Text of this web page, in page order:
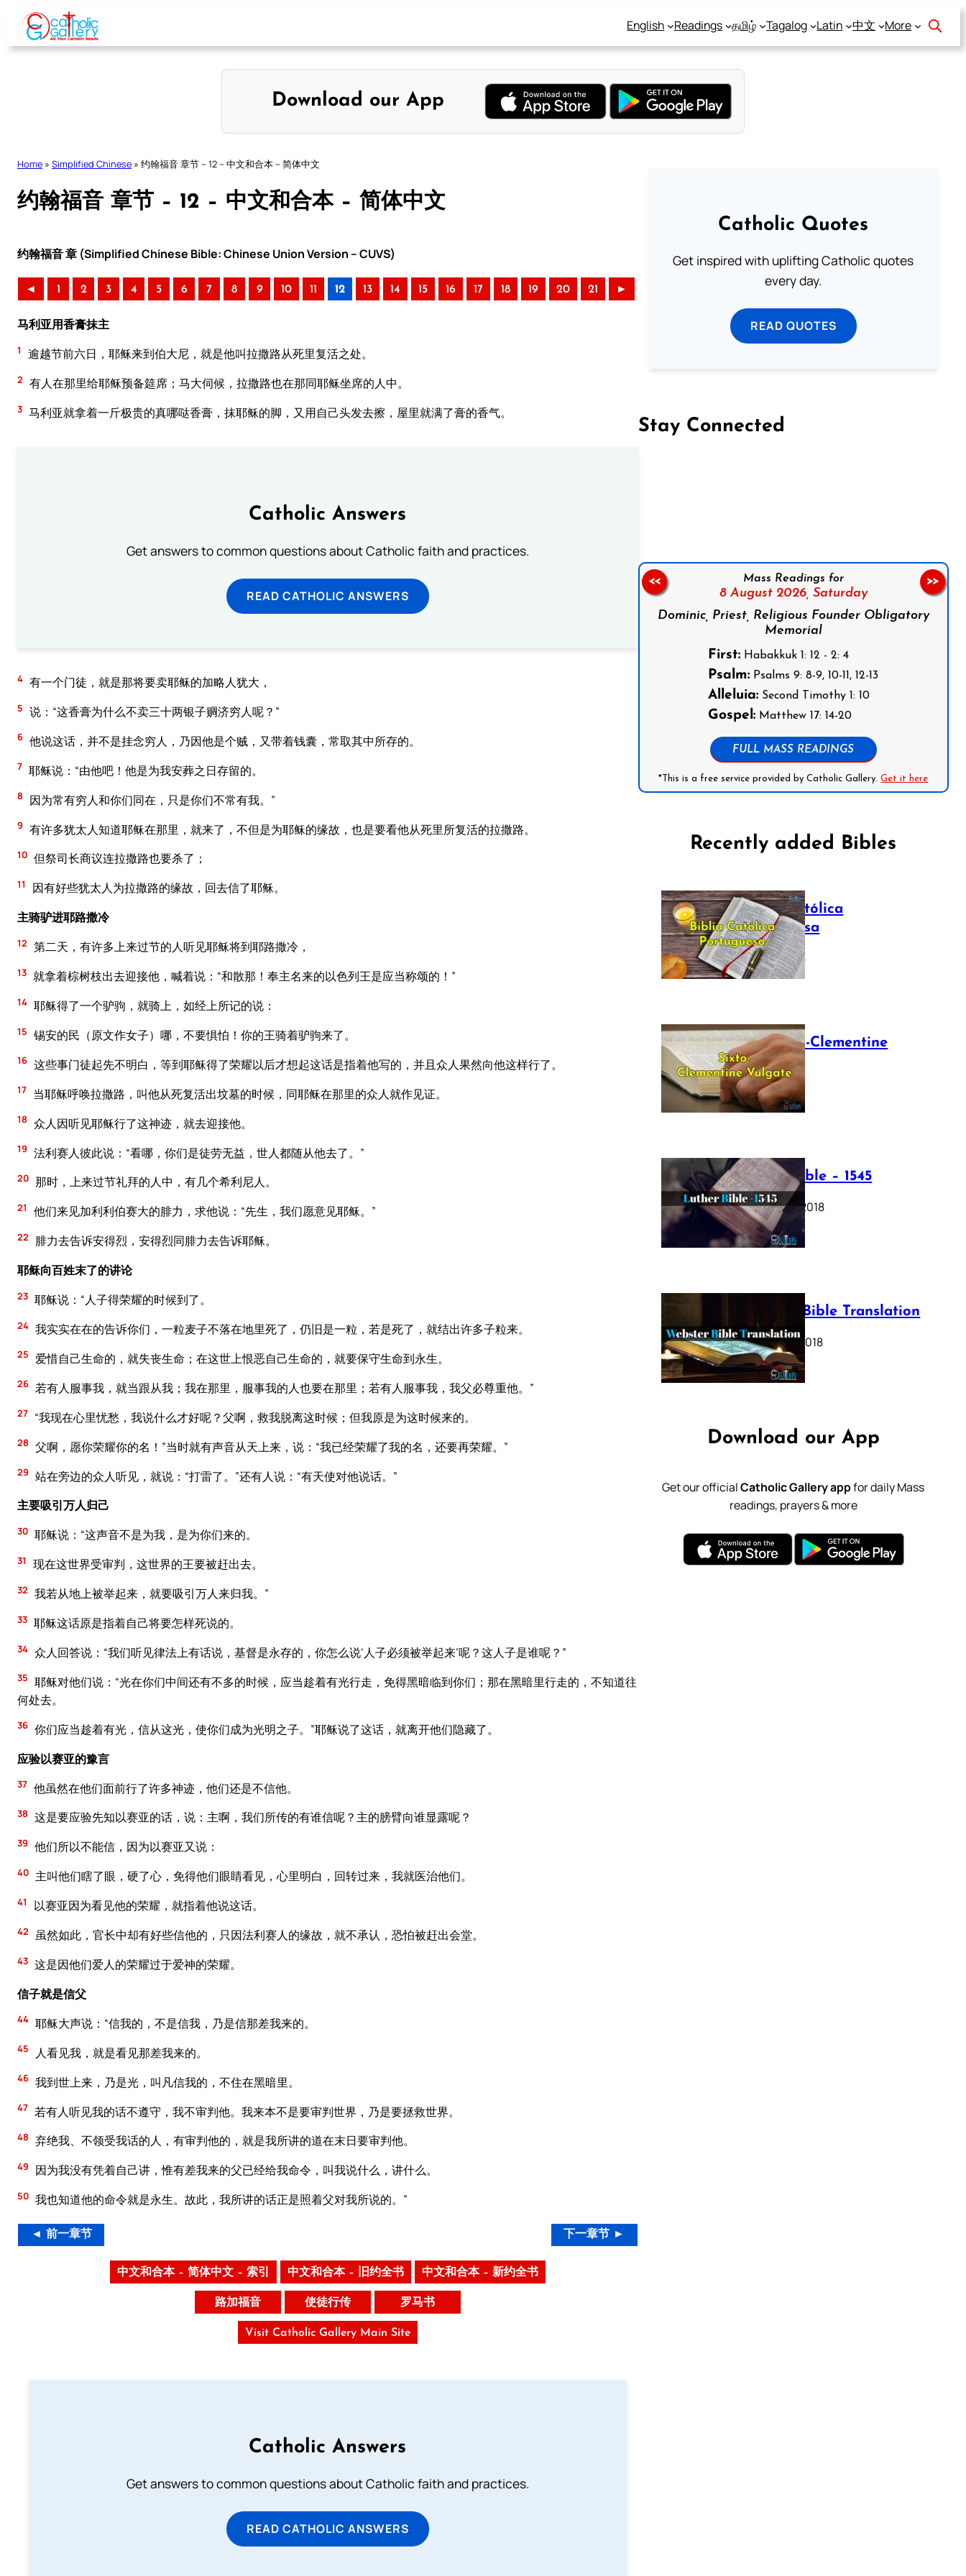
Skip
content
English Readings தமிழ் Tagalog Latin 中文 More
Download our App
Home » Simplified Chinese » 约翰福音 章节 – 12 – 中文和合本 – 简体中文
约翰福音 章节 – 12 – 中文和合本 – 简体中文
约翰福音 章 (Simplified Chinese Bible: Chinese Union Version – CUVS)
◄ 1 2 3 4 5 6 7 8 9 10 11 12 13 14 15 16 17 18 19 20 21 ►
马利亚用香膏抹主
1 逾越节前六日，耶稣来到伯大尼，就是他叫拉撒路从死里复活之处。
2 有人在那里给耶稣预备筵席；马大伺候，拉撒路也在那同耶稣坐席的人中。
3 马利亚就拿着一斤极贵的真哪哒香膏，抹耶稣的脚，又用自己头发去擦，屋里就满了膏的香气。
Catholic Answers
Get answers to common questions about Catholic faith and practices.
READ CATHOLIC ANSWERS
4 有一个门徒，就是那将要卖耶稣的加略人犹大，
5 说：“这香膏为什么不卖三十两银子赒济穷人呢？”
6 他说这话，并不是挂念穷人，乃因他是个贼，又带着钱囊，常取其中所存的。
7 耶稣说：“由他吧！他是为我安葬之日存留的。
8 因为常有穷人和你们同在，只是你们不常有我。”
9 有许多犹太人知道耶稣在那里，就来了，不但是为耶稣的缘故，也是要看他从死里所复活的拉撒路。
10 但祭司长商议连拉撒路也要杀了；
11
因有好些犹太人为拉撒路的缘故，回去信了耶稣。
主骑驴进耶路撒冷
12 第二天，有许多上来过节的人听见耶稣将到耶路撒冷，
13 就拿着棕树枝出去迎接他，喊着说：“和散那！奉主名来的以色列王是应当称颂的！”
14 耶稣得了一个驴驹，就骑上，如经上所记的说：
15 锡安的民（原文作女子）哪，不要惧怕！你的王骑着驴驹来了。
16 这些事门徒起先不明白，等到耶稣得了荣耀以后才想起这话是指着他写的，并且众人果然向他这样行了。
17 当耶稣呼唤拉撒路，叫他从死复活出坟墓的时候，同耶稣在那里的众人就作见证。
18 众人因听见耶稣行了这神迹，就去迎接他。
19 法利赛人彼此说：“看哪，你们是徒劳无益，世人都随从他去了。”
20 那时，上来过节礼拜的人中，有几个希利尼人。
21 他们来见加利利伯赛大的腓力，求他说：“先生，我们愿意见耶稣。”
22
腓力去告诉安得烈，安得烈同腓力去告诉耶稣。
耶稣向百姓末了的讲论
23 耶稣说：“人子得荣耀的时候到了。
24 我实实在在的告诉你们，一粒麦子不落在地里死了，仍旧是一粒，若是死了，就结出许多子粒来。
25 爱惜自己生命的，就失丧生命；在这世上恨恶自己生命的，就要保守生命到永生。
26 若有人服事我，就当跟从我；我在那里，服事我的人也要在那里；若有人服事我，我父必尊重他。”
27 “我现在心里忧愁，我说什么才好呢？父啊，救我脱离这时候；但我原是为这时候来的。
28 父啊，愿你荣耀你的名！”当时就有声音从天上来，说：“我已经荣耀了我的名，还要再荣耀。”
29 站在旁边的众人听见，就说：“打雷了。”还有人说：“有天使对他说话。”
主要吸引万人归己
30 耶稣说：“这声音不是为我，是为你们来的。
31 现在这世界受审判，这世界的王要被赶出去。
32 我若从地上被举起来，就要吸引万人来归我。”
33 耶稣这话原是指着自己将要怎样死说的。
34 众人回答说：“我们听见律法上有话说，基督是永存的，你怎么说‘人子必须被举起来’呢？这人子是谁呢？”
35 耶稣对他们说：“光在你们中间还有不多的时候，应当趁着有光行走，免得黑暗临到你们；那在黑暗里行走的，不知道往
何处去。
36 你们应当趁着有光，信从这光，使你们成为光明之子。”耶稣说了这话，就离开他们隐藏了。
应验以赛亚的豫言
37 他虽然在他们面前行了许多神迹，他们还是不信他。
38 这是要应验先知以赛亚的话，说：主啊，我们所传的有谁信呢？主的膀臂向谁显露呢？
39 他们所以不能信，因为以赛亚又说：
40 主叫他们瞎了眼，硬了心，免得他们眼睛看见，心里明白，回转过来，我就医治他们。
41 以赛亚因为看见他的荣耀，就指着他说这话。
42 虽然如此，官长中却有好些信他的，只因法利赛人的缘故，就不承认，恐怕被赶出会堂。
43 这是因他们爱人的荣耀过于爱神的荣耀。
信子就是信父
44 耶稣大声说：“信我的，不是信我，乃是信那差我来的。
45 人看见我，就是看见那差我来的。
46 我到世上来，乃是光，叫凡信我的，不住在黑暗里。
47 若有人听见我的话不遵守，我不审判他。我来本不是要审判世界，乃是要拯救世界。
48 弃绝我、不领受我话的人，有审判他的，就是我所讲的道在末日要审判他。
49 因为我没有凭着自己讲，惟有差我来的父已经给我命令，叫我说什么，讲什么。
50 我也知道他的命令就是永生。故此，我所讲的话正是照着父对我所说的。”
◄ 前一章节 下一章节 ►
中文和合本 – 简体中文 – 索引 中文和合本 – 旧约全书 中文和合本 – 新约全书
路加福音 使徒行传 罗马书
Visit Catholic Gallery Main Site
Catholic Answers
Get answers to common questions about Catholic faith and practices.
READ CATHOLIC ANSWERS
Catholic Quotes
Get inspired with uplifting Catholic quotes
every day.
READ QUOTES
Stay Connected
Mass Readings for
8 August 2026, Saturday
Dominic, Priest, Religious Founder Obligatory
Memorial
First: Habakkuk 1: 12 - 2: 4
Psalm: Psalms 9: 8-9, 10-11, 12-13
Alleluia: Second Timothy 1: 10
Gospel: Matthew 17: 14-20
FULL MASS READINGS
*This is a free service provided by Catholic Gallery.Get it here
<< >>
Recently added Bibles
Bíblia Católica
Portuguesa
July 16, 2025
The Sixto-Clementine
Vulgate
July 12, 2025
Luther Bible – 1545
October 17, 2018
Webster Bible Translation
October 11, 2018
Download our App
Get our officialCatholic Gallery appfor daily Mass
readings, prayers & more